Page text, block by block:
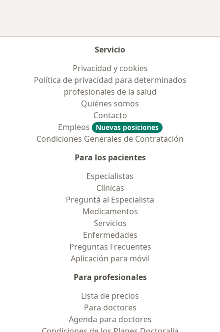
Servicio
Privacidad y cookies
Política de privacidad para determinados
profesionales de la salud
Quiénes somos
Contacto
Empleos
Nuevas posiciones
Condiciones Generales de Contratación
Para los pacientes
Especialistas
Clínicas
Preguntá al Especialista
Medicamentos
Servicios
Enfermedades
Preguntas Frecuentes
Aplicación para móvil
Para profesionales
Lista de precios
Para doctores
Agenda para doctores